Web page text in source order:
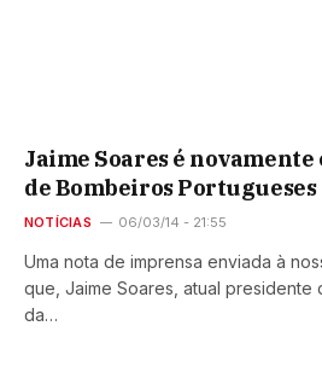
Jaime Soares é
de Bombeiros Portugueses
NOTÍCIAS 06/03/14 - 21:55
Uma nota de imprensa enviada à
que, Jaime Soares, atual
da…